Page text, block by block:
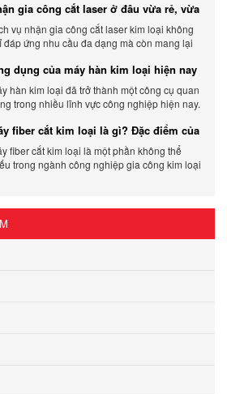
bên ngoài.
gia công cắt laser ở đâu vừa rẻ, vừa
lượng
vụ nhận gia công cắt laser kim loại không
đáp ứng nhu cầu đa dạng mà còn mang lại
dụng của máy hàn kim loại hiện nay
hàn kim loại đã trở thành một công cụ quan
trong nhiều lĩnh vực công nghiệp hiện nay.
fiber cắt kim loại là gì? Đặc điểm của
fiber
fiber cắt kim loại là một phần không thể
trong ngành công nghiệp gia công kim loại